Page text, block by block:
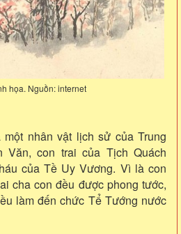
họa. Nguồn: internet
nhân vật lịch sử của Trung
con trai của Tịch Quách
của Tề Uy Vương. Vì là con
cha con đều được phong tước,
làm đến chức Tể Tướng nước